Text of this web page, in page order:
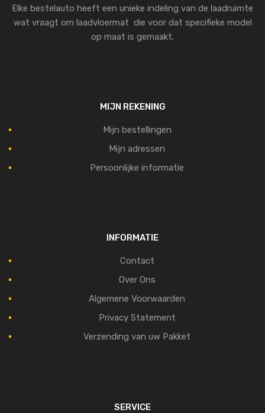
Elke bestelauto heeft een unieke indeling van de laadruimte
wat vraagt om laadvloermat die voor dat specifieke model
op maat is gemaakt.
MIJN REKENING
Mijn bestellingen
Mijn adressen
Persoonlijke informatie
INFORMATIE
Contact
Over Ons
Algemene Voorwaarden
Privacy Statement
Verzending van uw Pakket
SERVICE